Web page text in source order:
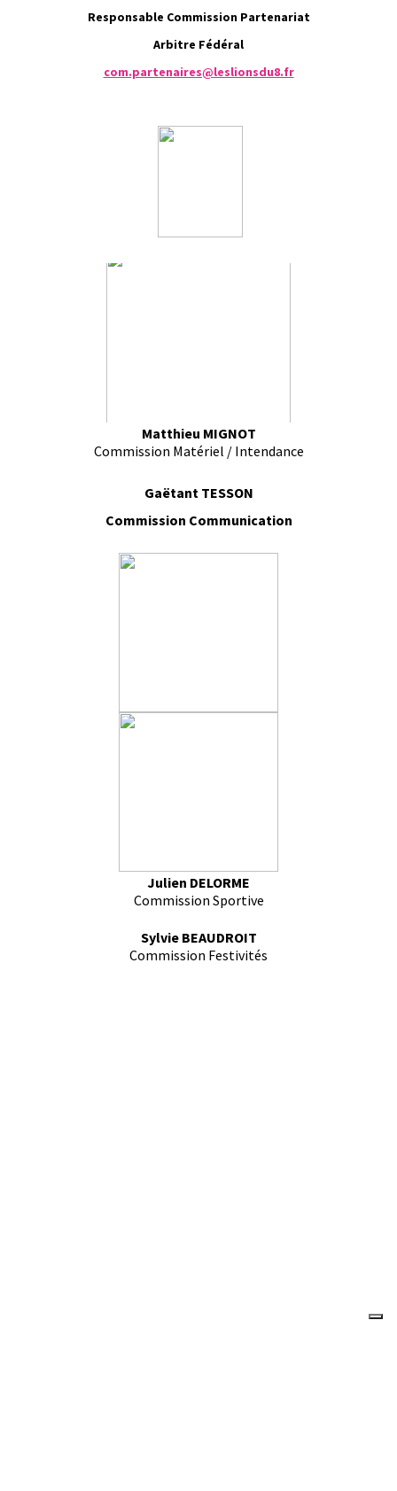
Responsable Commission Partenariat
Arbitre Fédéral
com.partenaires@leslionsdu8.fr
Matthieu MIGNOT
Commission Matériel / Intendance
Gaëtant TESSON
Commission Communication
Julien DELORME
Commission Sportive
Sylvie BEAUDROIT
Commission Festivités